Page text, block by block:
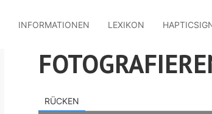
INFORMATIONEN LEXIKON
RÜCKEN